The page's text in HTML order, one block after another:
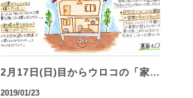
2月17日(日)目からウロコの「家…
2019/01/23